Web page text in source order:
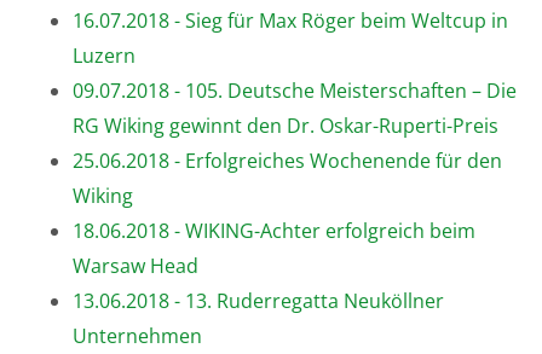
16.07.2018 - Sieg für Max Röger beim Weltcup in
Luzern
09.07.2018 - 105. Deutsche Meisterschaften – Die
RG Wiking gewinnt den Dr. Oskar-Ruperti-Preis
25.06.2018 - Erfolgreiches Wochenende für den
Wiking
18.06.2018 - WIKING-Achter erfolgreich beim
Warsaw Head
13.06.2018 - 13. Ruderregatta Neuköllner
Unternehmen